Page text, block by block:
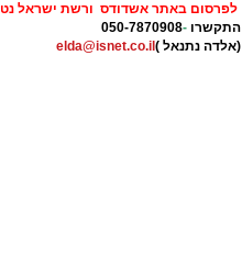
לפרסום באתר אשדודס ורשת ישראל נט
התקשרו -
050-7870908
(אלדה נתנאל )elda@isnet.co.il